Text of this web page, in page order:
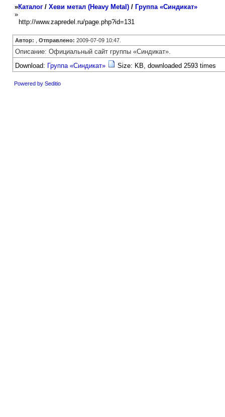
»Каталог/ Хеви метал (Heavy Metal)/ Группа «Синдикат»
»
http://www.zapredel.ru/page.php?id=131
Автор: Отправлено: 2009-07-09 10:47.
Описание: Официальный сайт группы «Синдикат».
Download: Группа «Синдикат» Size: KB, downloaded 2593 times
Powered by Seditio